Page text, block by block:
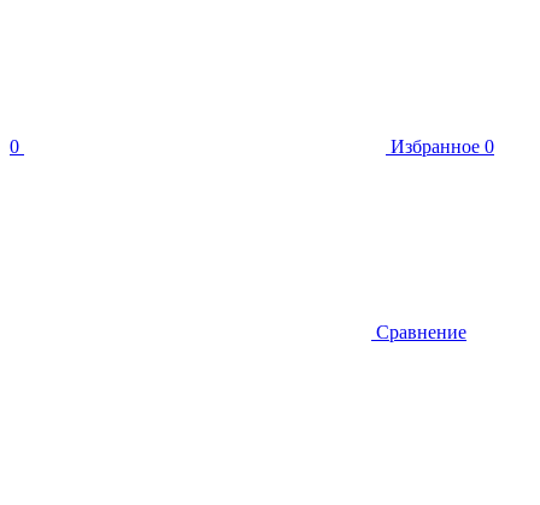
0 Избранное 0
Сравнение